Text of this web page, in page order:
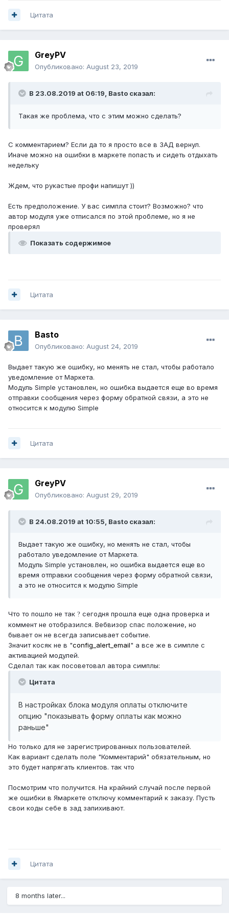
Цитата
GreyPV
Опубликовано: August 23, 2019
В 23.08.2019 at 06:19, Basto сказал:
Такая же проблема, что с этим можно сделать?
С комментарием? Если да то я просто все в ЗАД вернул.
Иначе можно на ошибки в маркете попасть и сидеть отдыхать
недельку
Ждем, что рукастые профи напишут ))
Есть предположение. У вас симпла стоит? Возможно? что
автор модуля уже отписался по этой проблеме, но я не
проверял
Показать содержимое
Цитата
Basto
Опубликовано: August 24, 2019
Выдает такую же ошибку, но менять не стал, чтобы работало
уведомление от Маркета.
Модуль Simple установлен, но ошибка выдается еще во время
отправки сообщения через форму обратной связи, а это не
относится к модулю Simple
Цитата
GreyPV
Опубликовано: August 29, 2019
В 24.08.2019 at 10:55, Basto сказал:
Выдает такую же ошибку, но менять не стал, чтобы
работало уведомление от Маркета.
Модуль Simple установлен, но ошибка выдается еще во
время отправки сообщения через форму обратной связи,
а это не относится к модулю Simple
Что то пошло не так ? сегодня прошла еще одна проверка и
коммент не отобразился. Вебвизор спас положение, но
бывает он не всегда записывает событие.
Значит косяк не в "config_alert_email" а все же в симпле с
активацией модулей.
Сделал так как посоветовал автора симплы:
Цитата
В настройках блока модуля оплаты отключите
опцию "показывать форму оплаты как можно
раньше"
Но только для не зарегистрированных пользователей.
Как вариант сделать поле "Комментарий" обязательным, но
это будет напрягать клиентов. так что
Посмотрим что получится. На крайний случай после первой
же ошибки в Ямаркете отключу комментарий к заказу. Пусть
свои коды себе в зад запихивают.
Цитата
8 months later...